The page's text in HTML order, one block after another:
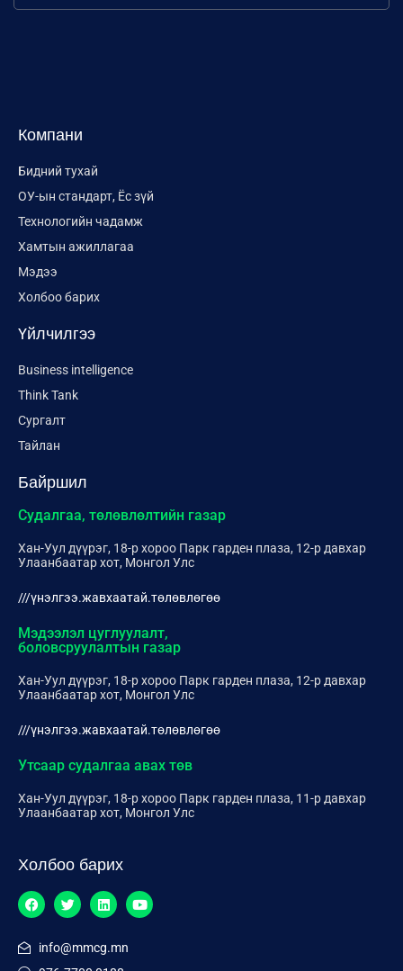
Компани
Бидний тухай
ОУ-ын стандарт, Ёс зүй
Технологийн чадамж
Хамтын ажиллагаа
Мэдээ
Холбоо барих
Үйлчилгээ
Business intelligence
Think Tank
Сургалт
Тайлан
Байршил
Судалгаа, төлөвлөлтийн газар
Хан-Уул дүүрэг, 18-р хороо Парк гарден плаза, 12-р давхар
Улаанбаатар хот, Монгол Улс
///үнэлгээ.жавхаатай.төлөвлөгөө
Мэдээлэл цуглуулалт,
боловсруулалтын газар
Хан-Уул дүүрэг, 18-р хороо Парк гарден плаза, 12-р давхар
Улаанбаатар хот, Монгол Улс
///үнэлгээ.жавхаатай.төлөвлөгөө
Утсаар судалгаа авах төв
Хан-Уул дүүрэг, 18-р хороо Парк гарден плаза, 11-р давхар
Улаанбаатар хот, Монгол Улс
Холбоо барих
info@mmcg.mn